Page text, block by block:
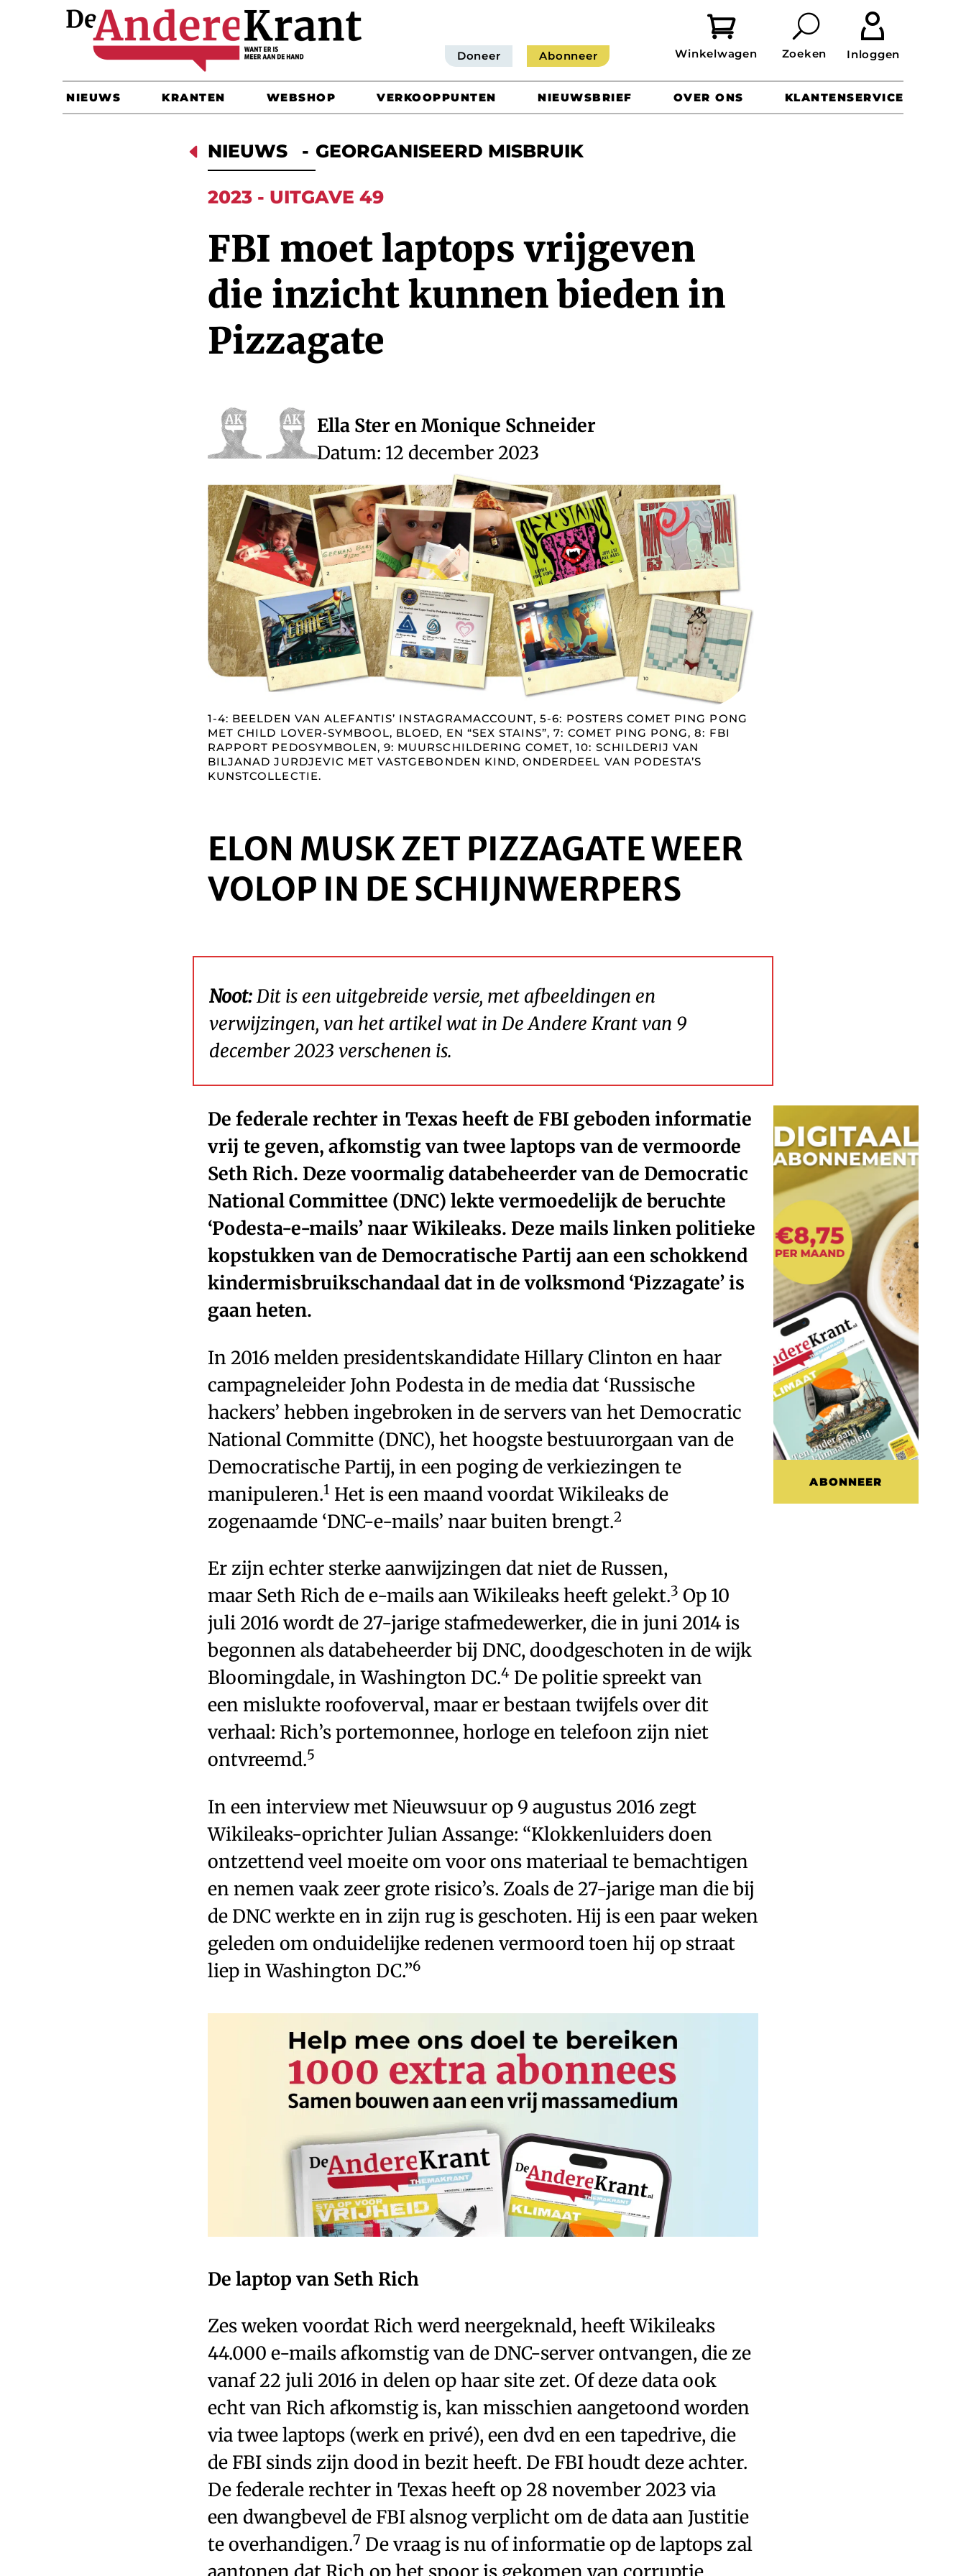
Doneer Abonneer
 
NIEUWS KRANTEN WEBSHOP VERKOOPPUNTEN NIEUWSBRIEF OVER ONS KLANTENSERVICE
D NIEUWS - GEORGANISEERD MISBRUIK
2023 - UITGAVE 49
FBI moet laptops vrijgeven
die inzicht kunnen bieden in
Pizzagate
Ella Ster en Monique Schneider
Datum: 12 december 2023
1-4: BEELDEN VAN ALEFANTIS’ INSTAGRAM­ACCOUNT, 5-6: POSTERS COMET PING PONG
MET CHILD LOVER-SYMBOOL, BLOED, EN “SEX STAINS”, 7: COMET PING PONG, 8: FBI
RAPPORT PEDOSYMBOLEN, 9: MUURSCHILDERING COMET, 10: SCHILDERIJ VAN
BILJANAD JURDJEVIC MET VASTGEBONDEN KIND, ONDERDEEL VAN PODESTA’S
KUNSTCOLLECTIE.
ELON MUSK ZET PIZZAGATE WEER
VOLOP IN DE SCHIJNWERPERS
Noot:Dit is een uitgebreide versie, met afbeeldingen en
verwijzingen, van het artikel wat in De Andere Krant van 9
december 2023 verschenen is.
De federale rechter in Texas heeft de FBI geboden informatie
vrij te geven, afkomstig van twee laptops van de vermoorde
Seth Rich. Deze voormalig databeheerder van de Democratic
National Committee (DNC) lekte vermoedelijk de beruchte
‘Podesta-e-mails’ naar Wikileaks. Deze mails linken politieke
kopstukken van de Democratische Partij aan een schokkend
kindermisbruikschandaal dat in de volksmond ‘Pizzagate’ is
gaan heten.
In 2016 melden presidentskandidate Hillary Clinton en haar
campagneleider John Podesta in de media dat ‘Russische
hackers’ hebben ingebroken in de servers van het Democratic
National Committe (DNC), het hoogste bestuurorgaan van de
Democratische Partij, in een poging de verkiezingen te
manipuleren.1 Het is een maand voordat Wikileaks de
zogenaamde ‘DNC-e-mails’ naar buiten brengt.2
Er zijn echter sterke aanwijzingen dat niet de Russen,
maar Seth Rich de e-mails aan Wikileaks heeft gelekt.3 Op 10
juli 2016 wordt de 27-jarige stafmedewerker, die in juni 2014 is
begonnen als databeheerder bij DNC, doodgeschoten in de wijk
Bloomingdale, in Washington DC.4 De politie spreekt van
een mislukte roofoverval, maar er bestaan twijfels over dit
verhaal: Rich’s portemonnee, horloge en ­telefoon zijn niet
ontvreemd.5
In een interview met Nieuwsuur op 9 augustus 2016 zegt
Wikileaks-oprichter Julian Assange: “Klokkenluiders doen
ontzettend veel moeite om voor ons materiaal te bemachtigen
en nemen vaak zeer grote risico’s. Zoals de 27-jarige man die bij
de DNC werkte en in zijn rug is geschoten. Hij is een paar weken
geleden om onduidelijke redenen vermoord toen hij op straat
liep in Washington DC.”6
De laptop van Seth Rich
Zes weken voordat Rich werd neergeknald, heeft Wikileaks
44.000 e-mails afkomstig van de DNC-server ontvangen, die ze
vanaf 22 juli 2016 in delen op haar site zet. Of deze data ook
echt van Rich afkomstig is, kan misschien aangetoond worden
via twee laptops (werk en privé), een dvd en een tapedrive, die
de FBI sinds zijn dood in bezit heeft. De FBI houdt deze achter.
De federale rechter in Texas heeft op 28 november 2023 via
een dwangbevel de FBI alsnog verplicht om de data aan Justitie
te overhandigen.7 De vraag is nu of informatie op de laptops zal
ABONNEER